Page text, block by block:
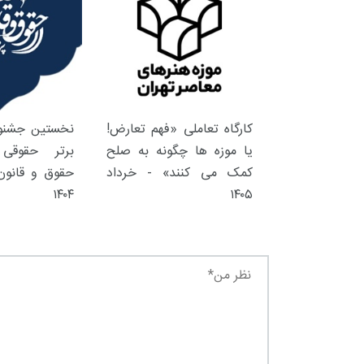
کارگاه تعاملی «فهم تعارض!
یا موزه ها چگونه به صلح
کمک می کنند» - خرداد
۱۴۰۵
نخستین
برتر
حقوق و
۱۴۰۴